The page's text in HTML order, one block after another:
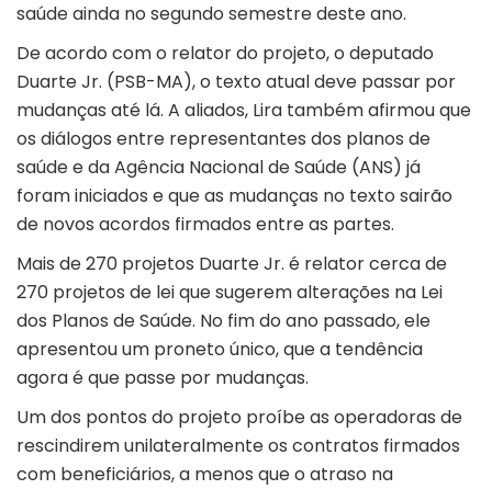
saúde ainda no segundo semestre deste ano.
De acordo com o relator do projeto, o deputado
Duarte Jr. (PSB-MA), o texto atual deve passar por
mudanças até lá. A aliados, Lira também afirmou que
os diálogos entre representantes dos planos de
saúde e da Agência Nacional de Saúde (ANS) já
foram iniciados e que as mudanças no texto sairão
de novos acordos firmados entre as partes.
Mais de 270 projetos Duarte Jr. é relator cerca de
270 projetos de lei que sugerem alterações na Lei
dos Planos de Saúde. No fim do ano passado, ele
apresentou um proneto único, que a tendência
agora é que passe por mudanças.
Um dos pontos do projeto proíbe as operadoras de
rescindirem unilateralmente os contratos firmados
com beneficiários, a menos que o atraso na